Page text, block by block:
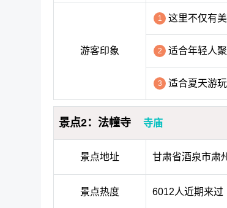
游客印象
1 这里不仅有
2 适合年轻人
3 适合夏天游
景点2：法幢寺 寺庙
景点地址 甘肃省酒泉市肃
景点热度 6012人近期来过